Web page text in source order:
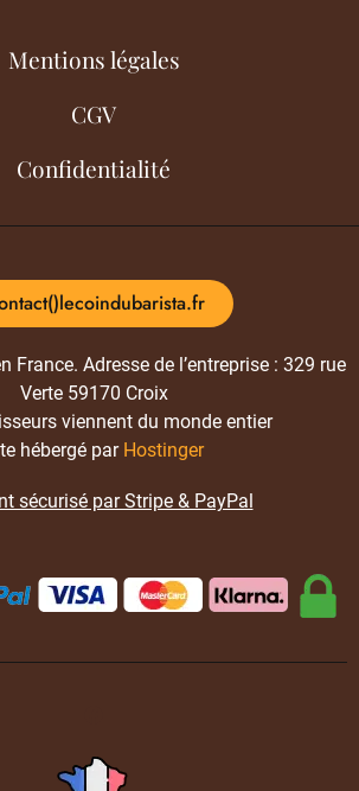
Mentions légales
CGV
Confidentialité
France. Adresse de l’entreprise : 329 rue
Verte 59170 Croix
viennent du monde entier
hébergé par Hostinger
sécurisé par Stripe & PayPal